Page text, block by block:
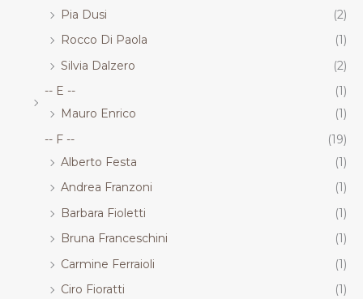
Pia Dusi
(2)
Rocco Di Paola
(1)
Silvia Dalzero
(2)
-- E --
(1)
Mauro Enrico
(1)
-- F --
(19)
Alberto Festa
(1)
Andrea Franzoni
(1)
Barbara Fioletti
(1)
Bruna Franceschini
(1)
Carmine Ferraioli
(1)
Ciro Fioratti
(1)